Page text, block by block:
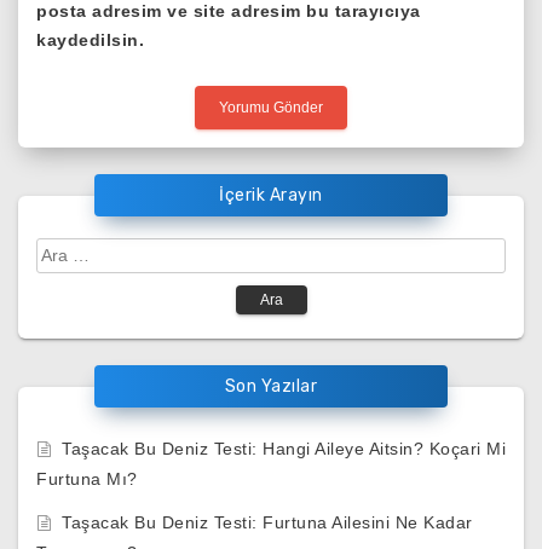
posta adresim ve site adresim bu tarayıcıya
kaydedilsin.
İçerik Arayın
Arama:
Son Yazılar
Taşacak Bu Deniz Testi: Hangi Aileye Aitsin? Koçari Mi
Furtuna Mı?
Taşacak Bu Deniz Testi: Furtuna Ailesini Ne Kadar